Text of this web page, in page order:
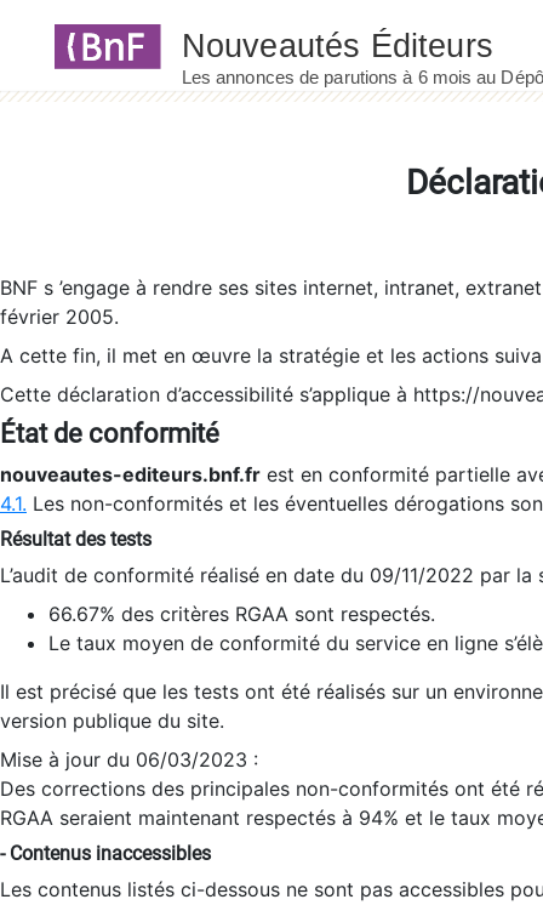
BNF s ’engage à rendre ses sites internet, intranet,
février 2005.
A cette fin, il met en œuvre la stratégie et les actions
Cette déclaration d’accessibilité s’applique à https://
État de conformité
nouveautes-editeurs.bnf.fr est en conformité partielle
4.1. Les non-conformités et les éventuelles dérogations
Résultat des tests
L’audit de conformité réalisé en date du 09/11/2022 par
66.67% des critères RGAA sont respectés.
Le taux moyen de conformité du service en ligne
Il est précisé que les tests ont été réalisés sur un
version publique du site.
Mise à jour du 06/03/2023 :
Des corrections des principales non-conformités ont été
RGAA seraient maintenant respectés à 94% et le taux
- Contenus inaccessibles
Les contenus listés ci-dessous ne sont pas accessibles